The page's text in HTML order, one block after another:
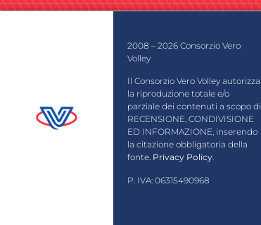
2008 – 2026 Consorzio Vero
Volley
Il Consorzio Vero Volley autorizza
la riproduzione totale e/o
parziale dei contenuti a scopo di
RECENSIONE, CONDIVISIONE
ED INFORMAZIONE, inserendo
la citazione obbligatoria della
fonte. Privacy Policy.
P. IVA: 06315490968